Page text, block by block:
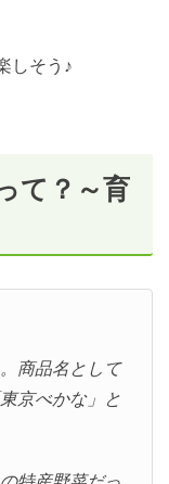
しそう♪
て？～育
商品名として
京べかな」と